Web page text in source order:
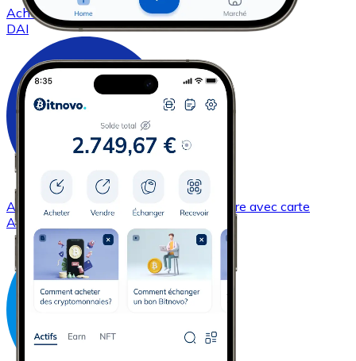
Acheter DAIavec virement bancaire
avec carte
DAI
Acheter Cardano avec virement bancaire avec carte
ADA